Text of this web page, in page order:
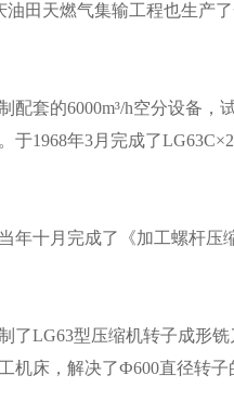
田天燃气集输工程也生产
套的6000m³/h空分设备，
于1968年3月完成了
年十月完成了《加工螺杆压
了LG63型压缩机转子成形
机床，解决了Ф600直径转子